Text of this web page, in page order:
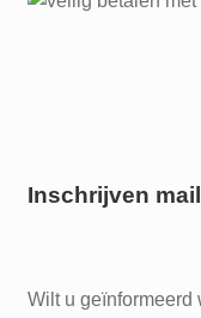
Inschrijven
Wilt u geïnformeerd